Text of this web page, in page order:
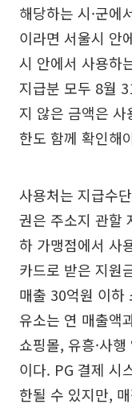
해당하는 시·군에
이라면 서울시 안
시 안에서 사용하
지급분 모두 8월
지 않은 금액은 사
한도 함께 확인해
사용처는 지급수
권은 주소지 관할
하 가맹점에서 사
카드로 받은 지원
매출 30억원 이하
유소는 연 매출액
쇼핑몰, 유흥·사
이다. PG 결제 시
한될 수 있지만,